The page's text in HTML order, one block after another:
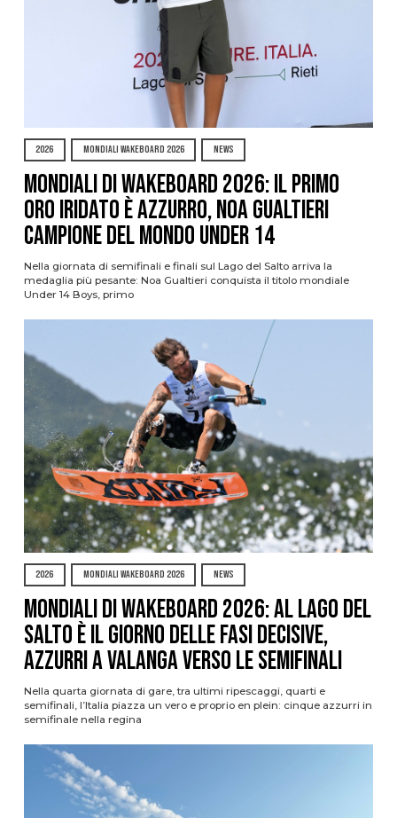
2026 MONDIALI WAKEBOARD 2026 NEWS
Mondiali di Wakeboard 2026: il primo
oro iridato è azzurro, Noa Gualtieri
campione del mondo Under 14
Nella giornata di semifinali e finali sul Lago del Salto arriva la
medaglia più pesante: Noa Gualtieri conquista il titolo mondiale
Under 14 Boys, primo
2026 MONDIALI WAKEBOARD 2026 NEWS
Mondiali di Wakeboard 2026: al Lago del
Salto è il giorno delle fasi decisive,
azzurri a valanga verso le semifinali
Nella quarta giornata di gare, tra ultimi ripescaggi, quarti e
semifinali, l’Italia piazza un vero e proprio en plein: cinque azzurri in
semifinale nella regina